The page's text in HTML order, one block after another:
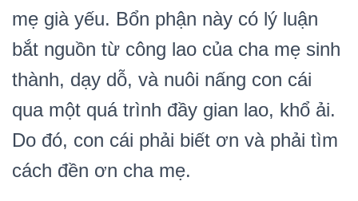
mẹ già yếu. Bổn phận này có lý luận
bắt nguồn từ công lao của cha mẹ sinh
thành, dạy dỗ, và nuôi nấng con cái
qua một quá trình đầy gian lao, khổ ải.
Do đó, con cái phải biết ơn và phải tìm
cách đền ơn cha mẹ.